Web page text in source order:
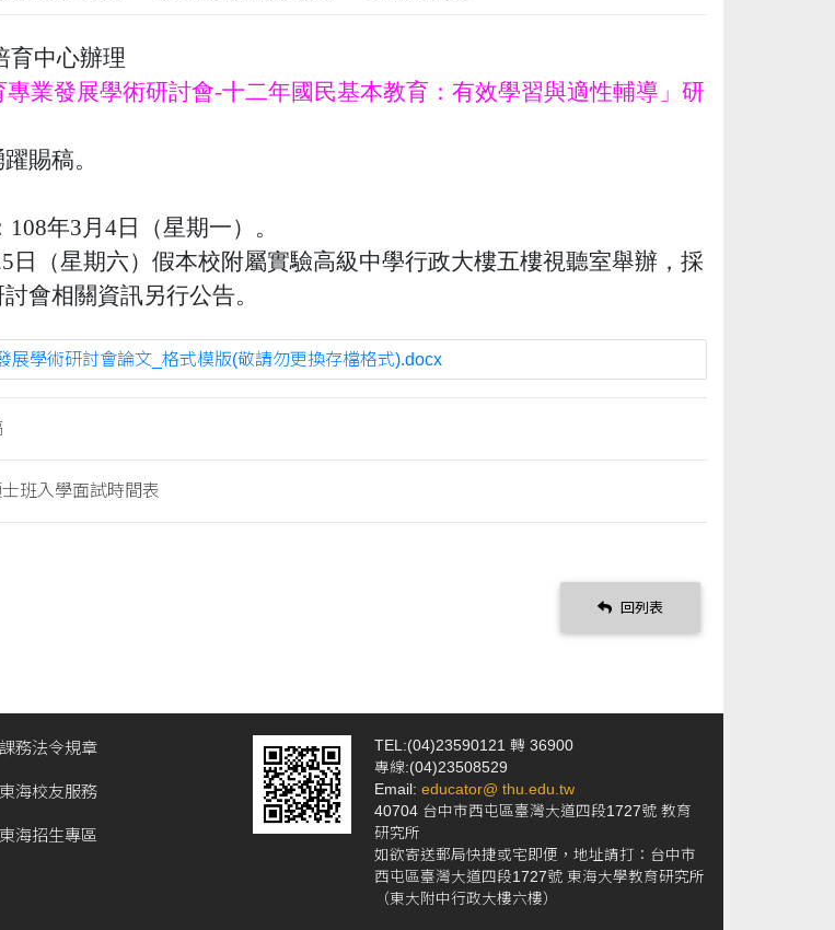
育中心辦理
專業發展學術研討會-十二年國民基本教育：有效學習與適性輔導」研
賜稿。
年3月4日（星期一）。
日（星期六）假本校附屬實驗高級中學行政大樓五樓視聽室舉辦，採
會相關資訊另行公告。
展學術研討會論文_格式模版(敬請勿更換存檔格式).docx
班入學面試時間表
回列表
課務法令規章
東海校友服務
東海招生專區
TEL:(04)23590121 轉 36900
專線:(04)23508529
Email:educator@ thu.edu.tw
40704 台中市西屯區臺灣大道四段1727號 教育
研究所
如欲寄送郵局快捷或宅即便，地址請打：台中市
西屯區臺灣大道四段1727號 東海大學教育研究所
（東大附中行政大樓六樓）